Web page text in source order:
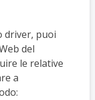
driver, puoi
del
le relative
a